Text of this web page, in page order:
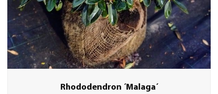
Rhododendron ´Malaga´